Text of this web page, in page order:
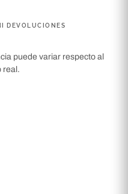
DEVOLUCIONES
puede variar respecto al
real.